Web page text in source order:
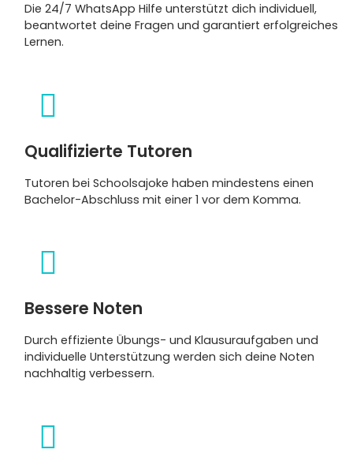
Die 24/7 WhatsApp Hilfe unterstützt dich individuell,
beantwortet deine Fragen und garantiert erfolgreiches
Lernen.
Qualifizierte Tutoren
Tutoren bei Schoolsajoke haben mindestens einen
Bachelor-Abschluss mit einer 1 vor dem Komma.
Bessere Noten
Durch effiziente Übungs- und Klausuraufgaben und
individuelle Unterstützung werden sich deine Noten
nachhaltig verbessern.